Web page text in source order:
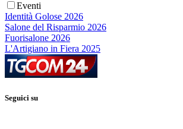
Eventi
Identità Golose 2026
Salone del Risparmio 2026
Fuorisalone 2026
L'Artigiano in Fiera 2025
Seguici su